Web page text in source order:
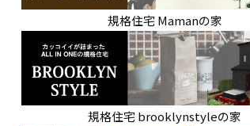
規格住宅 Mamanの家
規格住宅 brooklynstyleの家